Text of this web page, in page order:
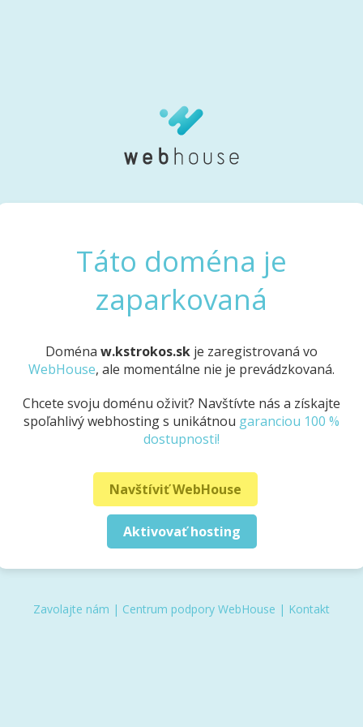
Táto doména je
zaparkovaná
Doména w.kstrokos.sk je zaregistrovaná vo
WebHouse, ale momentálne nie je prevádzkovaná.
Chcete svoju doménu oživiť? Navštívte nás a získajte
spoľahlivý webhosting s unikátnou garanciou 100 %
dostupnosti!
Navštíviť WebHouse
Aktivovať hosting
Zavolajte nám | Centrum podpory WebHouse | Kontakt